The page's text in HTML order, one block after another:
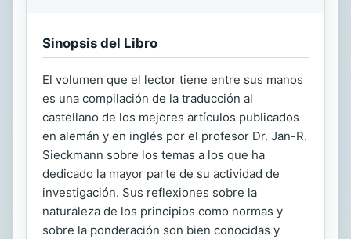
Sinopsis del Libro
El volumen que el lector tiene entre sus manos
es una compilación de la traducción al
castellano de los mejores artículos publicados
en alemán y en inglés por el profesor Dr. Jan-R.
Sieckmann sobre los temas a los que ha
dedicado la mayor parte de su actividad de
investigación. Sus reflexiones sobre la
naturaleza de los principios como normas y
sobre la ponderación son bien conocidas y